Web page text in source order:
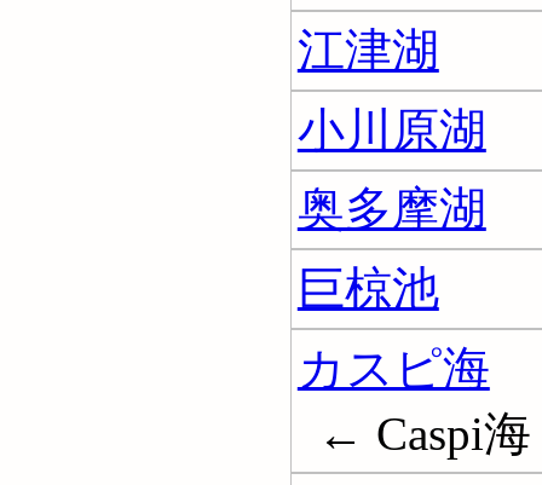
江津湖
小川原湖
奥多摩湖
巨椋池
カスピ海
← Caspi海